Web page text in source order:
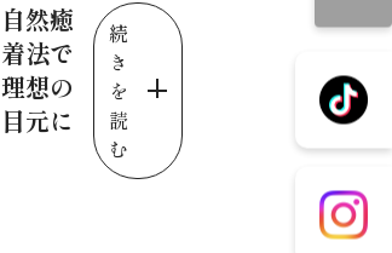
自然癒
着法で
理想の
目元に
続
き
を
読
む